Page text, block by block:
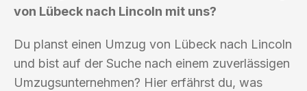
von Lübeck nach Lincoln mit uns?
Du planst einen Umzug von Lübeck nach Lincoln
und bist auf der Suche nach einem zuverlässigen
Umzugsunternehmen? Hier erfährst du, was